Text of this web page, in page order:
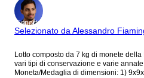
Esperto
Selezionato da Alessandro
Lotto composto da 7 kg di monete
vari tipi di conservazione e varie
Moneta/Medaglia di dimensioni: 1)